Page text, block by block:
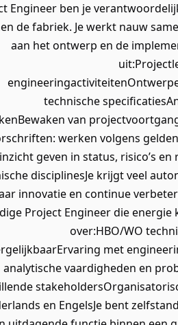
Engineer ben je
de fabriek. Je werkt nauw
aan het ontwerp en de
technische
van
werken volgens
inzicht geven in status, risico’s
disciplinesJe krijgt veel
innovatie en continue
Project Engineer die
over:HBO/WO
met
analytische vaardigheden en
en EngelsJe bent